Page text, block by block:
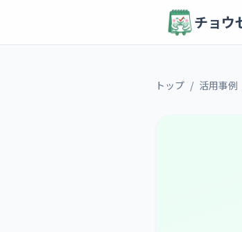
チョウ
トップ / 活用事例